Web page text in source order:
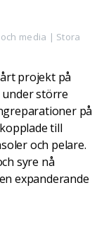
media | Stora
projekt på
under större
på
till
och pelare.
syre nå
expanderande